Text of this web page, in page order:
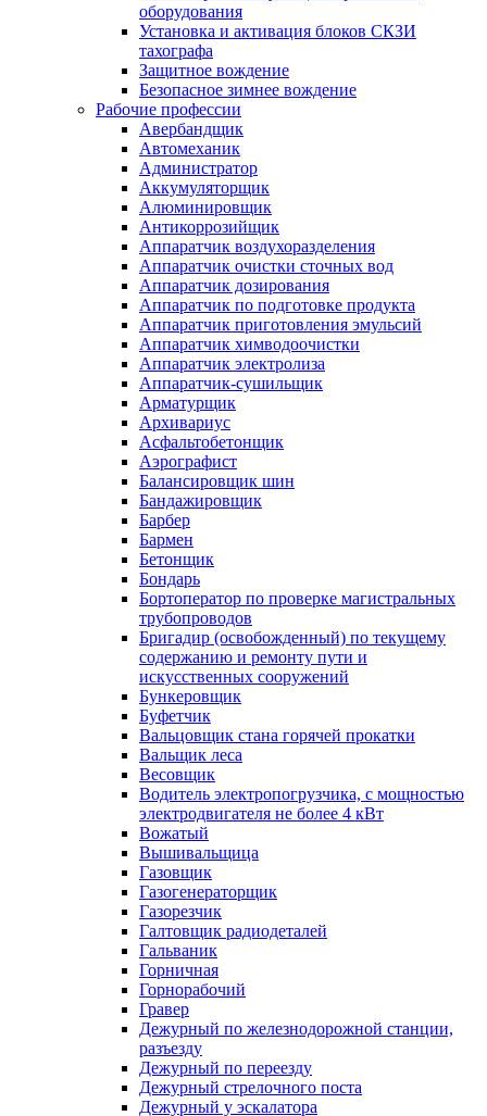
оборудования
Установка и активация блоков СКЗИ
тахографа
Защитное вождение
Безопасное зимнее вождение
Рабочие профессии
Авербандщик
Автомеханик
Администратор
Аккумуляторщик
Алюминировщик
Антикоррозийщик
Аппаратчик воздухоразделения
Аппаратчик очистки сточных вод
Аппаратчик дозирования
Аппаратчик по подготовке продукта
Аппаратчик приготовления эмульсий
Аппаратчик химводоочистки
Аппаратчик электролиза
Аппаратчик-сушильщик
Арматурщик
Архивариус
Асфальтобетонщик
Аэрографист
Балансировщик шин
Бандажировщик
Барбер
Бармен
Бетонщик
Бондарь
Бортоператор по проверке магистральных
трубопроводов
Бригадир (освобожденный) по текущему
содержанию и ремонту пути и
искусственных сооружений
Бункеровщик
Буфетчик
Вальцовщик стана горячей прокатки
Вальщик леса
Весовщик
Водитель электропогрузчика, с мощностью
электродвигателя не более 4 кВт
Вожатый
Вышивальщица
Газовщик
Газогенераторщик
Газорезчик
Галтовщик радиодеталей
Гальваник
Горничная
Горнорабочий
Гравер
Дежурный по железнодорожной станции,
разъезду
Дежурный по переезду
Дежурный стрелочного поста
Дежурный у эскалатора